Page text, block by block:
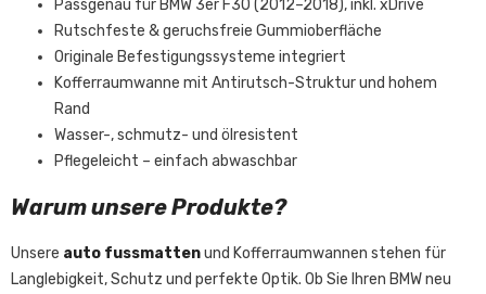
Passgenau für BMW 3er F30 (2012–2018), inkl. xDrive
Rutschfeste & geruchsfreie Gummioberfläche
Originale Befestigungssysteme integriert
Kofferraumwanne mit Antirutsch-Struktur und hohem
Rand
Wasser-, schmutz- und ölresistent
Pflegeleicht – einfach abwaschbar
Warum unsere Produkte?
Unsere auto fussmattenund Kofferraumwannen stehen für
Langlebigkeit, Schutz und perfekte Optik. Ob Sie Ihren BMW neu